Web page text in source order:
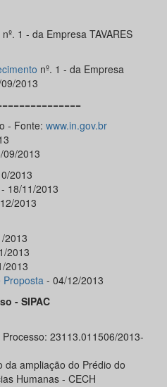
nº. 1 - da Empresa TAVARES
nº. 1 - da Empresa
2013
- Fonte: www.in.gov.br
09/2013
2013
- 18/11/2013
2013
2013
2013
2013
Proposta - 04/12/2013
- SIPAC
Processo: 23113.011506/2013-
da ampliação do Prédio do
Humanas - CECH